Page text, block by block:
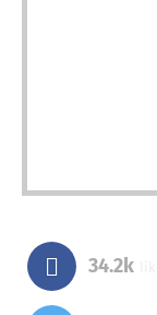
34.2k